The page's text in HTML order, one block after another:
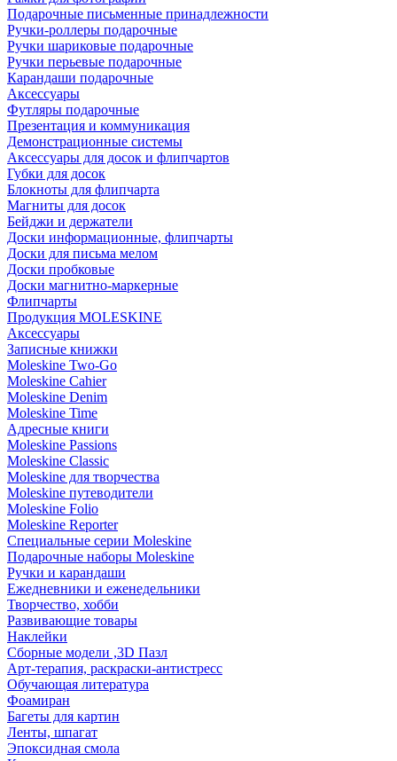
Подарочные письменные принадлежности
Ручки-роллеры подарочные
Ручки шариковые подарочные
Ручки перьевые подарочные
Карандаши подарочные
Аксессуары
Футляры подарочные
Презентация и коммуникация
Демонстрационные системы
Аксессуары для досок и флипчартов
Губки для досок
Блокноты для флипчарта
Магниты для досок
Бейджи и держатели
Доски информационные, флипчарты
Доски для письма мелом
Доски пробковые
Доски магнитно-маркерные
Флипчарты
Продукция MOLESKINE
Аксессуары
Записные книжки
Moleskine Two-Go
Moleskine Cahier
Moleskine Denim
Moleskine Time
Адресные книги
Moleskine Passions
Moleskine Classic
Moleskine для творчества
Moleskine путеводители
Moleskine Folio
Moleskine Reporter
Специальные серии Moleskine
Подарочные наборы Moleskine
Ручки и карандаши
Ежедневники и еженедельники
Творчество, хобби
Развивающие товары
Наклейки
Сборные модели ,3D Пазл
Арт-терапия, раскраски-антистресс
Обучающая литература
Фоамиран
Багеты для картин
Ленты, шпагат
Эпоксидная смола